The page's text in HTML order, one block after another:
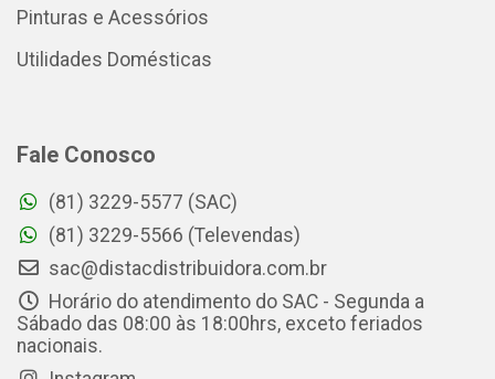
Pinturas e Acessórios
Utilidades Domésticas
Fale Conosco
(81) 3229-5577 (SAC)
(81) 3229-5566 (Televendas)
sac@distacdistribuidora.com.br
Horário do atendimento do SAC - Segunda a
Sábado das 08:00 às 18:00hrs, exceto feriados
nacionais.